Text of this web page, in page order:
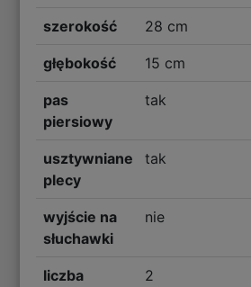
szerokość 28 cm
głębokość 15 cm
pas
piersiowy
tak
usztywniane
plecy
tak
wyjście na
słuchawki
nie
liczba
2